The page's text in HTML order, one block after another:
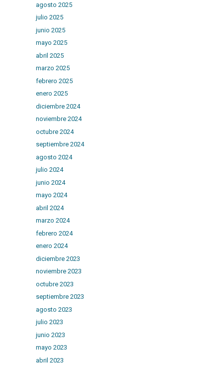
agosto 2025
julio 2025
junio 2025
mayo 2025
abril 2025
marzo 2025
febrero 2025
enero 2025
diciembre 2024
noviembre 2024
octubre 2024
septiembre 2024
agosto 2024
julio 2024
junio 2024
mayo 2024
abril 2024
marzo 2024
febrero 2024
enero 2024
diciembre 2023
noviembre 2023
octubre 2023
septiembre 2023
agosto 2023
julio 2023
junio 2023
mayo 2023
abril 2023